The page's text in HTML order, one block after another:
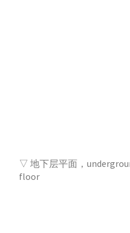
▽ 地下层平面，
floor